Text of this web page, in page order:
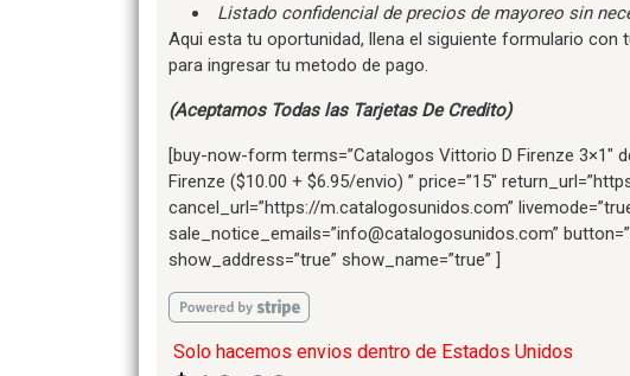
Listado confidencial de precios de mayoreo sin
Aqui esta tu oportunidad, llena el siguiente formulario con
para ingresar tu metodo de pago.
(Aceptamos Todas las Tarjetas De Credito)
[buy-now-form terms=”Catalogos Vittorio D Firenze 3×1″
Firenze ($10.00 + $6.95/envio) ” price=”15″
cancel_url=”https://m.catalogosunidos.com”
sale_notice_emails=”info@catalogosunidos.com”
show_address=”true” show_name=”true” ]
Solo hacemos envios dentro de Estados Unidos